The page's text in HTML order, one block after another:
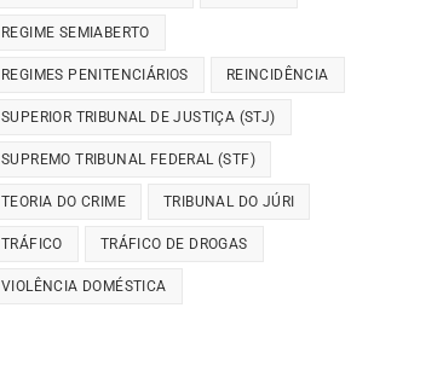
REGIME SEMIABERTO
REGIMES PENITENCIÁRIOS REINCIDÊNCIA
SUPERIOR TRIBUNAL DE JUSTIÇA (STJ)
SUPREMO TRIBUNAL FEDERAL (STF)
TEORIA DO CRIME TRIBUNAL DO JÚRI
TRÁFICO TRÁFICO DE DROGAS
VIOLÊNCIA DOMÉSTICA